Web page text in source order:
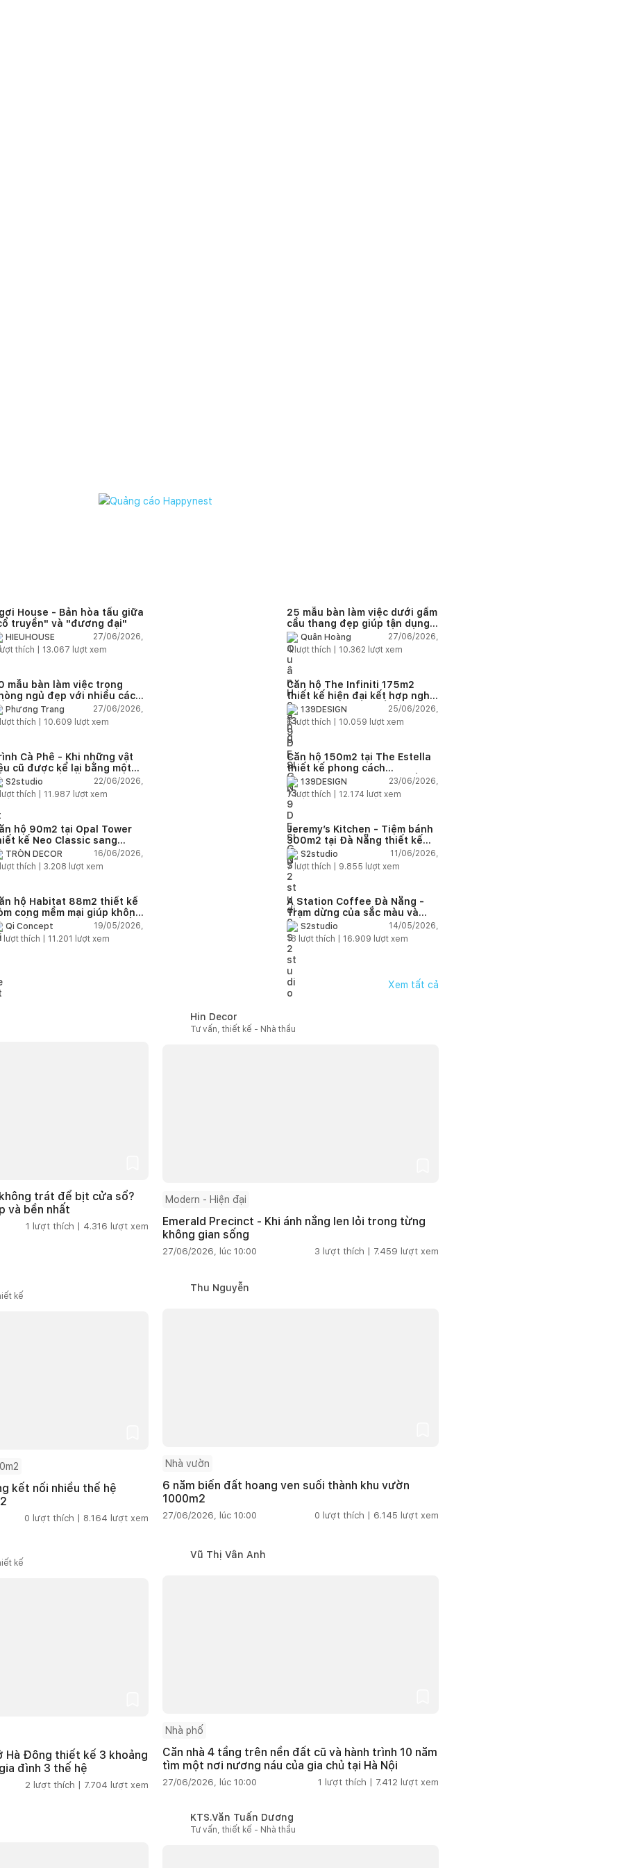
House - Bản hòa tấu giữa
truyền" và "đương đại"
HIEUHOUSE
27/06/2026,
thích | 13.067 lượt xem
25 mẫu bàn làm việc dưới gầm
cầu thang đẹp giúp tận dụng
diện tích tưởng chừng bị bỏ
quên
Quân Hoàng
27/06/2026,
4lượt thích | 10.362 lượt xem
mẫu bàn làm việc trong
ngủ đẹp với nhiều cách
trí thông minh cho mọi diện
Phương Trang
27/06/2026,
lượt thích | 10.609 lượt xem
Căn hộ The Infiniti 175m2
thiết kế hiện đại kết hợp nghệ
thuật Modern Art đầy cảm xúc
139DESIGN
25/06/2026,
6lượt thích | 10.059 lượt xem
Cà Phê - Khi những vật
cũ được kể lại bằng một
ngữ thiết kế mới
S2studio
22/06/2026,
lượt thích | 11.987 lượt xem
Căn hộ 150m2 tại The Estella
thiết kế phong cách
Farmhouse thanh lịch và ấm
áp
139DESIGN
23/06/2026,
7lượt thích | 12.174 lượt xem
hộ 90m2 tại Opal Tower
kế Neo Classic sang
cho gia đình trẻ
TRÒN DECOR
16/06/2026,
lượt thích | 3.208 lượt xem
Jeremy’s Kitchen - Tiệm bánh
300m2 tại Đà Nẵng thiết kế
phong cách công nghiệp hiện
đại ngập tràn ánh sáng tự
nhiên
S2studio
11/06/2026,
7 lượt thích | 9.855 lượt xem
hộ Habitat 88m2 thiết kế
cong mềm mại giúp không
sống hiện đại trở nên ấm
hơn
Qi Concept
19/05/2026,
lượt thích | 11.201 lượt xem
A Station Coffee Đà Nẵng -
Trạm dừng của sắc màu và
cảm hứng
S2studio
14/05/2026,
18 lượt thích | 16.909 lượt xem
Xem tất cả
trát để bịt cửa sổ?
và bền nhất
1 lượt thích | 4.316 lượt xem
Hin Decor
Tư vấn, thiết kế - Nhà thầu
Modern - Hiện đại
Emerald Precinct - Khi ánh nắng len lỏi trong từng
không gian sống
27/06/2026, lúc 10:00 3 lượt thích | 7.459 lượt xem
kế
kết nối nhiều thế hệ
0 lượt thích | 8.164 lượt xem
Thu Nguyễn
Nhà vườn
6 năm biến đất hoang ven suối thành khu vườn
1000m2
27/06/2026, lúc 10:00 0 lượt thích | 6.145 lượt xem
kế
Hà Đông thiết kế 3 khoảng
đình 3 thế hệ
2 lượt thích | 7.704 lượt xem
Vũ Thị Vân Anh
Nhà phố
Căn nhà 4 tầng trên nền đất cũ và hành trình 10 năm
tìm một nơi nương náu của gia chủ tại Hà Nội
27/06/2026, lúc 10:00 1 lượt thích | 7.412 lượt xem
KTS.Văn Tuấn Dương
Tư vấn, thiết kế - Nhà thầu